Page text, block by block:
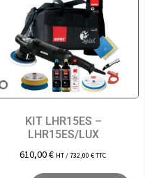
KIT LHR15ES –
LHR15ES/LUX
610,00€ HT /732,00€TTC